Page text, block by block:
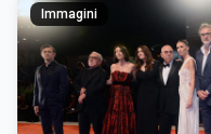
Immagini